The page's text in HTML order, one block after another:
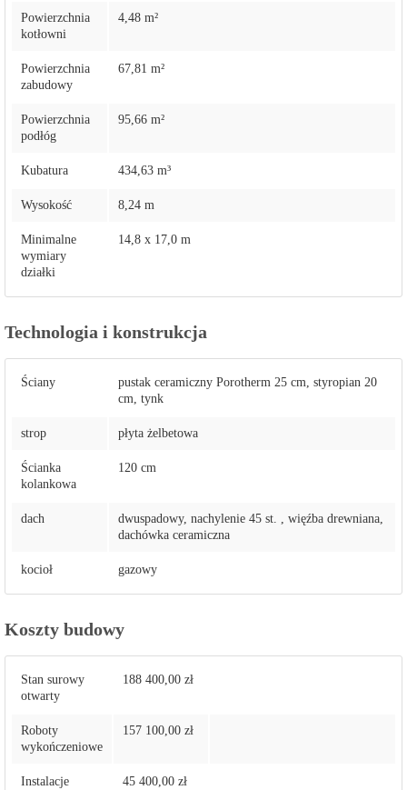
Powierzchnia
kotłowni
4,48 m²
Powierzchnia
zabudowy
67,81 m²
Powierzchnia
podłóg
95,66 m²
Kubatura 434,63 m³
Wysokość 8,24 m
Minimalne
wymiary
działki
14,8 x 17,0 m
Technologia i konstrukcja
Ściany
pustak ceramiczny Porotherm 25 cm, styropian 20
cm, tynk
strop płyta żelbetowa
Ścianka
kolankowa
120 cm
dach
dwuspadowy, nachylenie 45 st. , więźba drewniana,
dachówka ceramiczna
kocioł gazowy
Koszty budowy
Stan surowy
otwarty
188 400,00 zł
Roboty
wykończeniowe
157 100,00 zł
Instalacje
45 400,00 zł